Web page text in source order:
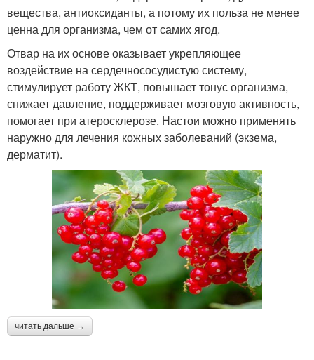
вещества, антиоксиданты, а потому их польза не менее
ценна для организма, чем от самих ягод.
Отвар на их основе оказывает укрепляющее
воздействие на сердечнососудистую систему,
стимулирует работу ЖКТ, повышает тонус организма,
снижает давление, поддерживает мозговую активность,
помогает при атеросклерозе. Настои можно применять
наружно для лечения кожных заболеваний (экзема,
дерматит).
читать дальше →